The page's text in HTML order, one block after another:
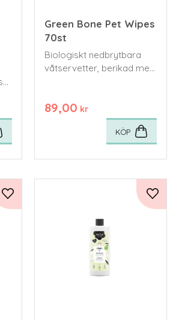
Green Bone Pet Wipes
70st
Biologiskt nedbrytbara
våtservetter, berikad med
torrhet och hålla pälsen
89,00 kr
KÖP
Lägg till i favoriter Lägg